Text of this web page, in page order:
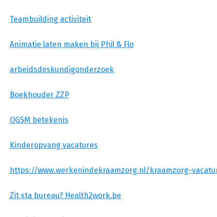
Teambuilding activiteit
Animatie laten maken bij Phil & Flo
arbeidsdeskundigonderzoek
Boekhouder ZZP
OGSM betekenis
Kinderopvang vacatures
https://www.werkenindekraamzorg.nl/kraamzorg-
Zit sta bureau? Health2work.be